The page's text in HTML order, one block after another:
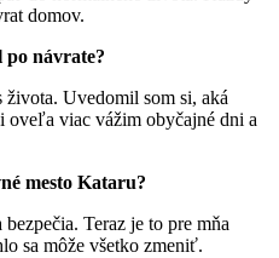
domov.
po návrate?
Uvedomil som si, aká
oveľa viac vážim obyčajné dni a
mesto Kataru?
Teraz je to pre mňa
sa môže všetko zmeniť.